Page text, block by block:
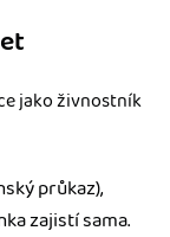
jako živnostník
průkaz),
zajistí sama.